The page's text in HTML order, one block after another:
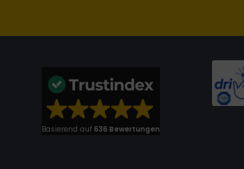
Basierend auf 636 Bewertungen